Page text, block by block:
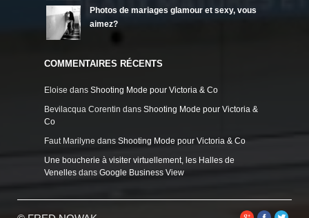
Photos de mariages glamour et sexy, vous
aimez?
COMMENTAIRES RÉCENTS
Eloise dans Shooting Mode pour Victoria & Co
Bevilacqua Corentin dans Shooting Mode pour Victoria &
Co
Faut Marilyne dans Shooting Mode pour Victoria & Co
Une boucherie à visiter virtuellement, les Halles de
Venelles dans Google Business View